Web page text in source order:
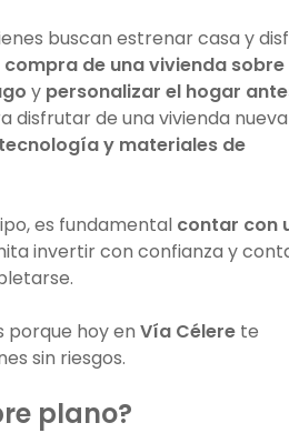
buscan estrenar casa y
compra de una vivienda
y personalizar el hogar
disfrutar de una vivienda
y materiales de
es fundamental contar con
invertir con confianza y
porque hoy en Vía Célere te
sin riesgos.
plano?